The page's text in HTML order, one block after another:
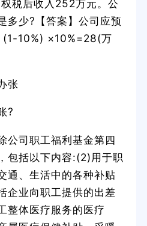
税后收入252万元。公
多少?【答案】公司应预
10%) ×10%=28(万
张
?
公司职工福利基金第四
包括以下内容:(2)用于职
通、生活中的各种补贴
企业向职工提供的出差
整体医疗服务的医疗